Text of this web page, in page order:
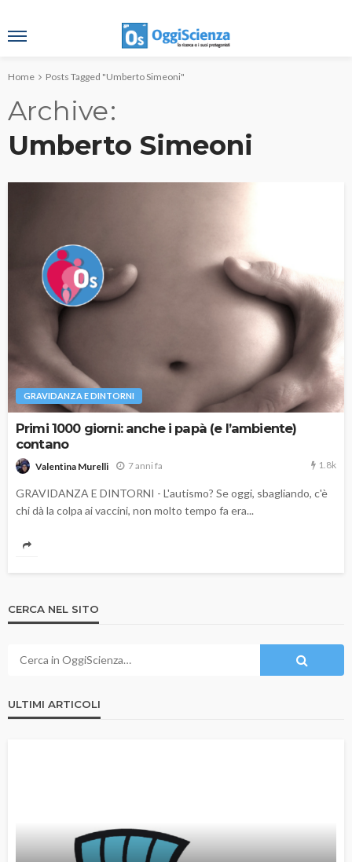
Home Posts Tagged "Umberto Simeoni"
Archive
Umberto Simeoni
GRAVIDANZA E DINTORNI
Primi 1000 giorni: anche i papà (e l’ambiente)
contano
Valentina Murelli 7 anni fa 1.8k
GRAVIDANZA E DINTORNI - L'autismo? Se oggi, sbagliando, c'è
chi dà la colpa ai vaccini, non molto tempo fa era...
CERCA NEL SITO
ULTIMI ARTICOLI